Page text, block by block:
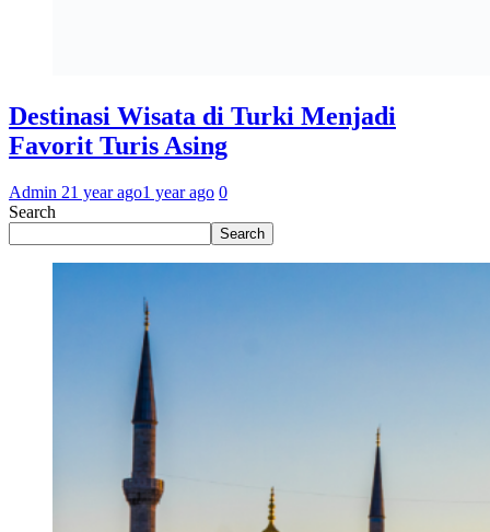
Destinasi Wisata di Turki Menjadi
Favorit Turis Asing
Admin 21 year ago1 year ago 0
Search
Search